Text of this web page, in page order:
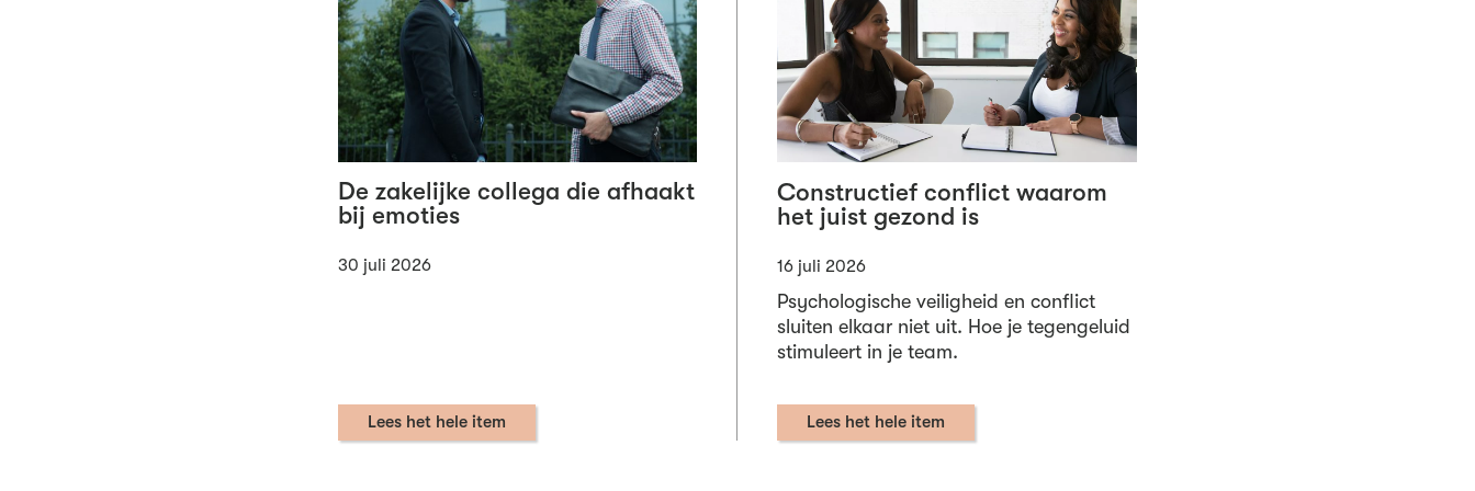
De zakelijke collega die afhaakt
bij emoties
30 juli 2026
Lees het hele item
Constructief conflict waarom
het juist gezond is
16 juli 2026
Psychologische veiligheid en conflict
sluiten elkaar niet uit. Hoe je tegengeluid
stimuleert in je team.
Lees het hele item